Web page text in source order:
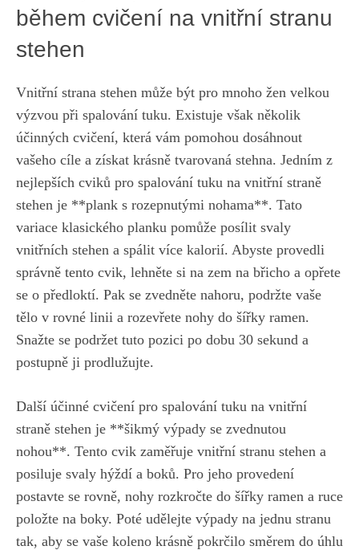
během ‍cvičení na⁤ vnitřní ⁤stranu
stehen
Vnitřní strana stehen může‌ být pro mnoho žen velkou
výzvou při spalování ⁢tuku. Existuje však několik
účinných cvičení,⁣ která vám ⁣pomohou dosáhnout
vašeho cíle a získat ‍krásně ​tvarovaná stehna. Jedním ⁢z
nejlepších⁣ cviků pro spalování tuku na vnitřní straně
stehen je⁣ **plank s rozepnutými nohama**. ⁢Tato
variace klasického planku pomůže posílit⁢ svaly
vnitřních stehen a spálit⁤ více⁤ kalorií. Abyste provedli ​
správně tento cvik,‌ lehněte si na zem na břicho ‌a opřete
se o předloktí.⁢ Pak ‌se zvedněte nahoru, podržte vaše
tělo v rovné ⁤linii a​ rozevřete nohy ‍do šířky ramen.
Snažte se ‌podržet​ tuto⁣ pozici po dobu 30 sekund a
postupně ⁣ji prodlužujte.
Další účinné⁣ cvičení pro spalování tuku na vnitřní
straně stehen ⁢je **šikmý výpady se ​zvednutou
nohou**. Tento cvik zaměřuje ‍vnitřní stranu stehen a
posiluje svaly ⁢hýždí a boků. Pro jeho provedení
postavte se rovně, nohy⁤ rozkročte do šířky ramen a ‌ruce
položte na boky. Poté udělejte výpady na jednu stranu
tak, aby⁤ se vaše koleno krásně pokrčilo směrem do úhlu